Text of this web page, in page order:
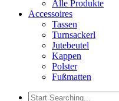
Alle Produkte
Accessoires
Tassen
Turnsackerl
Jutebeutel
Kappen
Polster
Fußmatten